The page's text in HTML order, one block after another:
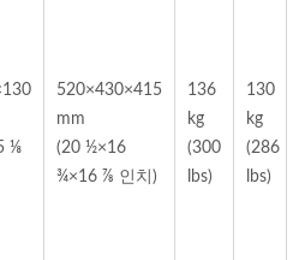
⅛
520×430×415
mm
(20 ½×16
¾×16 ⅞ 인치)
136
kg
(300
lbs)
130
kg
(286
lbs)